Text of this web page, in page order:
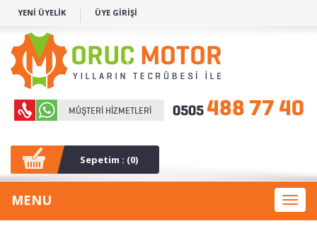
YENİ ÜYELİK ÜYE GİRİŞİ
Sepetim : (0)
Toggle
MENU